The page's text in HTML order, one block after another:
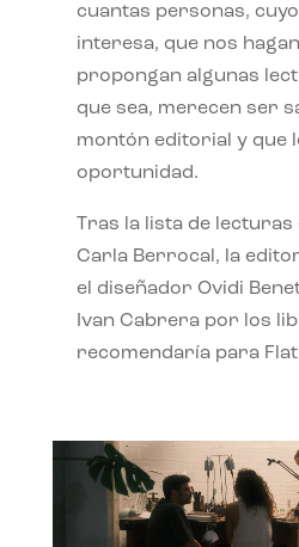
cuantas personas,
interesa, que nos
propongan algunas
que sea, merecen ser
montón editorial y que
oportunidad.
Tras la lista de
Carla Berrocal, la
el diseñador Ovidi
Ivan Cabrera por los
recomendaría para